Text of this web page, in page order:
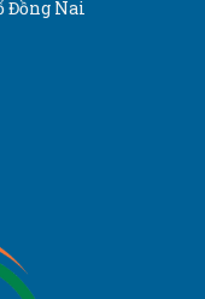
Đồng Nai